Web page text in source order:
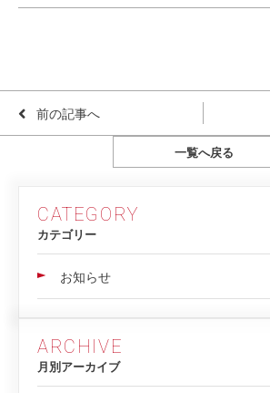
前の記事へ
一覧へ戻る
CATEGORY
カテゴリー
お知らせ
ARCHIVE
月別アーカイブ